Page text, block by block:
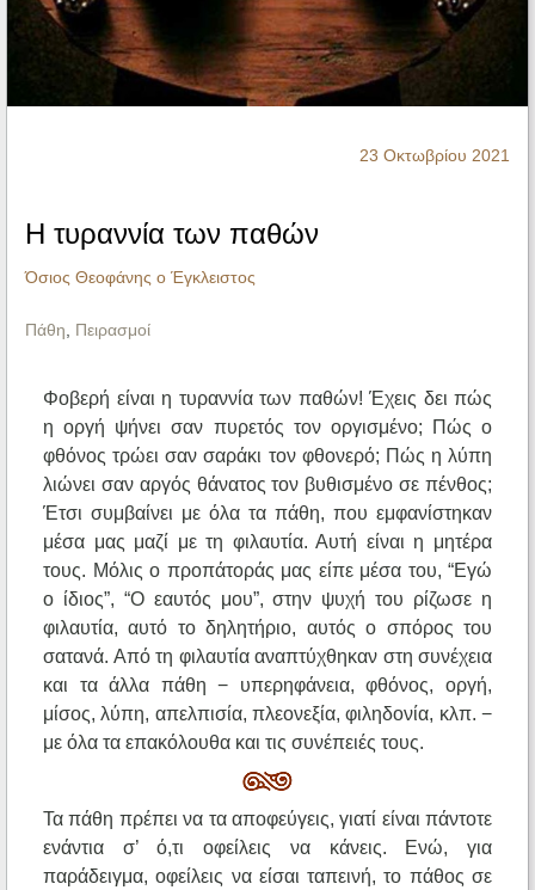
Ηχητικά
23 Οκτωβρίου 2021
Η τυραννία των παθών
Όσιος Θεοφάνης ο Έγκλειστος
Πάθη, Πειρασμοί
Φοβερή είναι η τυραννία των παθών! Έχεις δει πώς
η οργή ψήνει σαν πυρετός τον οργισμένο; Πώς ο
φθόνος τρώει σαν σαράκι τον φθονερό; Πώς η λύπη
λιώνει σαν αργός θάνατος τον βυθισμένο σε πένθος;
Έτσι συμβαίνει με όλα τα πάθη, που εμφανίστηκαν
μέσα μας μαζί με τη φιλαυτία. Αυτή είναι η μητέρα
τους. Μόλις ο προπάτοράς μας είπε μέσα του, “Εγώ
ο ίδιος”, “Ο εαυτός μου”, στην ψυχή του ρίζωσε η
φιλαυτία, αυτό το δηλητήριο, αυτός ο σπόρος του
σατανά. Από τη φιλαυτία αναπτύχθηκαν στη συνέχεια
και τα άλλα πάθη − υπερηφάνεια, φθόνος, οργή,
μίσος, λύπη, απελπισία, πλεονεξία, φιληδονία, κλπ. −
με όλα τα επακόλουθα και τις συνέπειές τους.
Τα πάθη πρέπει να τα αποφεύγεις, γιατί είναι πάντοτε
ενάντια σ’ ό,τι οφείλεις να κάνεις. Ενώ, για
παράδειγμα, οφείλεις να είσαι ταπεινή, το πάθος σε